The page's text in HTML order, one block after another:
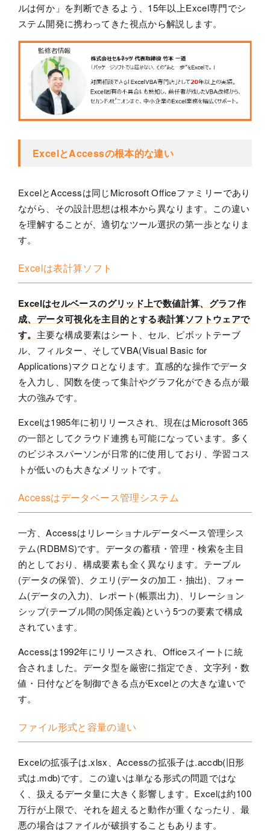
ルは何か」を判断できるよう、15年以上Excel専門でシ
ステム開発に携わってきた視点から解説します。
ExcelとAccessの根本的な違い
ExcelとAccessは同じMicrosoft Officeファミリーであり
ながら、その設計思想は根本から異なります。この違い
を理解することが、適切なツール選択の第一歩となりま
す。
Excelは表計算ソフト
Excelはセルベースのグリッド上で数値計算、グラフ作
成、データ可視化を主目的とする表計算ソフトウェアで
す。 主要な構成要素はシート、セル、ピボットテーブ
ル、フィルター、そしてVBA(Visual Basic for
Applications)マクロとなります。直感的な操作でデータ
を入力し、関数を使って集計やグラフ化ができる点が最
大の強みです。
Excelは1985年に初リリースされ、現在はMicrosoft 365
の一部としてクラウド連携も可能になっています。多く
のビジネスパーソンが日常的に使用しており、学習コス
トが低いのも大きなメリットです。
Accessはデータベース管理システム
一方、Accessはリレーショナルデータベース管理シス
テム(RDBMS)です。データの蓄積・管理・検索を主目
的としており、構成要素も全く異なります。テーブル
(データの保管)、クエリ(データの加工・抽出)、フォー
ム(データの入力)、レポート(帳票出力)、リレーション
シップ(テーブル間の関係定義)という5つの要素で構成
されています。
Accessは1992年にリリースされ、Officeスイートに統
合されました。データ型を厳密に指定でき、文字列・数
値・日付などを制御できる点がExcelとの大きな違いで
す。
ファイル形式と容量の違い
Excelの拡張子は.xlsx、Accessの拡張子は.accdb(旧形
式は.mdb)です。この違いは単なる形式の問題ではな
く、扱えるデータ量に大きく影響します。Excelは約100
万行が上限で、それを超えると動作が重くなったり、最
悪の場合はファイルが破損することもあります。